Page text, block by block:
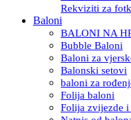
Rekviziti za
Baloni
BALONI NA
Bubble Baloni
Baloni za
Balonski setovi
baloni za
Folija baloni
Folija zvijezde i